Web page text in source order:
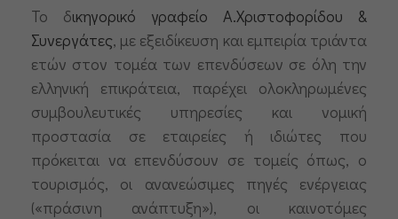
Το δικηγορικό γραφείο Α.Χριστοφορίδου &
Συνεργάτες, με εξειδίκευση και εμπειρία τριάντα
ετών στον τομέα των επενδύσεων σε όλη την
ελληνική επικράτεια, παρέχει ολοκληρωμένες
συμβουλευτικές υπηρεσίες και νομική
προστασία σε εταιρείες ή ιδιώτες που
πρόκειται να επενδύσουν σε τομείς όπως, ο
τουρισμός, οι ανανεώσιμες πηγές ενέργειας
(«πράσινη ανάπτυξη»), οι καινοτόμες